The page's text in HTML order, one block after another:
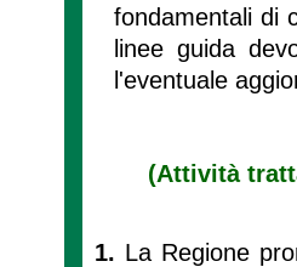
fondamentali di
linee guida
l'eventuale
(Attività
1. La Regione